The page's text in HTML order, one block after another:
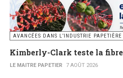
AVANCÉES DANS L’INDUSTRIE PAPETIÈRE
Kimberly-Clark teste la fibre
LE MAITRE PAPETIER 7 AOÛT 2026